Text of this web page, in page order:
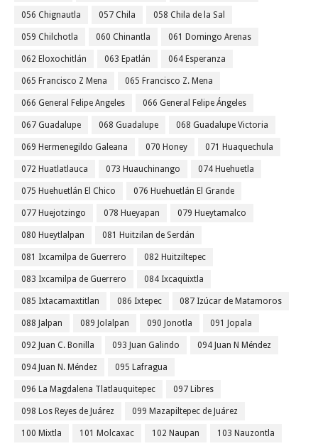
056 Chignautla 057 Chila 058 Chila de la Sal
059 Chilchotla 060 Chinantla 061 Domingo Arenas
062 Eloxochitlán 063 Epatlán 064 Esperanza
065 Francisco Z Mena 065 Francisco Z. Mena
066 General Felipe Angeles 066 General Felipe Ángeles
067 Guadalupe 068 Guadalupe 068 Guadalupe Victoria
069 Hermenegildo Galeana 070 Honey 071 Huaquechula
072 Huatlatlauca 073 Huauchinango 074 Huehuetla
075 Huehuetlán El Chico 076 Huehuetlán El Grande
077 Huejotzingo 078 Hueyapan 079 Hueytamalco
080 Hueytlalpan 081 Huitzilan de Serdán
081 Ixcamilpa de Guerrero 082 Huitziltepec
083 Ixcamilpa de Guerrero 084 Ixcaquixtla
085 Ixtacamaxtitlan 086 Ixtepec 087 Izúcar de Matamoros
088 Jalpan 089 Jolalpan 090 Jonotla 091 Jopala
092 Juan C. Bonilla 093 Juan Galindo 094 Juan N Méndez
094 Juan N. Méndez 095 Lafragua
096 La Magdalena Tlatlauquitepec 097 Libres
098 Los Reyes de Juárez 099 Mazapiltepec de Juárez
100 Mixtla 101 Molcaxac 102 Naupan 103 Nauzontla